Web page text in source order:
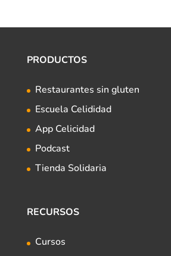
PRODUCTOS
Restaurantes sin gluten
Escuela Celididad
App Celicidad
Podcast
Tienda Solidaria
RECURSOS
Cursos